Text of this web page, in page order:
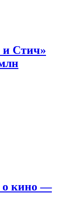
Стич»
о кино —